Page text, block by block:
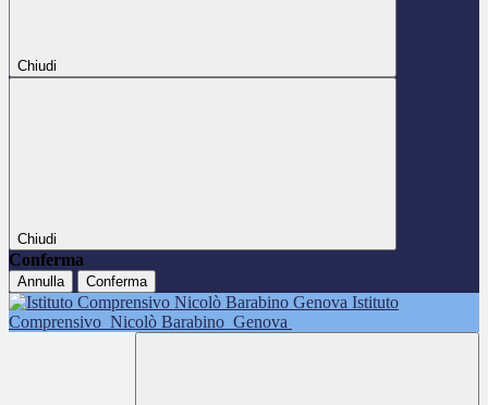
Chiudi
Chiudi
Conferma
Annulla Conferma
Istituto
Comprensivo Nicolò Barabino Genova